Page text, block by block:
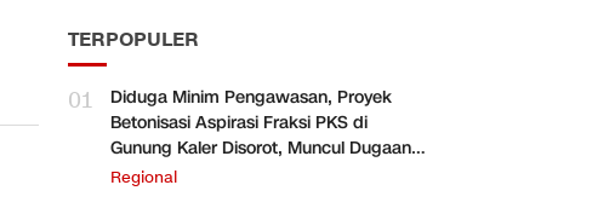
TERPOPULER
01
Diduga Minim Pengawasan, Proyek
Betonisasi Aspirasi Fraksi PKS di
Gunung Kaler Disorot, Muncul Dugaan
Pengurangan Volume
Regional